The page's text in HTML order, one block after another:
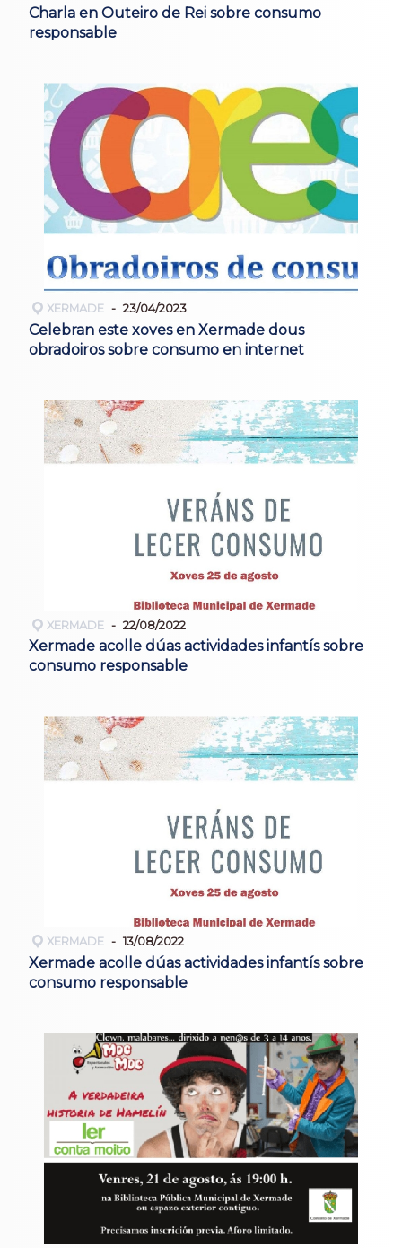
Charla en Outeiro de Rei sobre consumo
responsable
XERMADE 23/04/2023
Celebran este xoves en Xermade dous
obradoiros sobre consumo en internet
XERMADE 22/08/2022
Xermade acolle dúas actividades infantís sobre
consumo responsable
XERMADE 13/08/2022
Xermade acolle dúas actividades infantís sobre
consumo responsable